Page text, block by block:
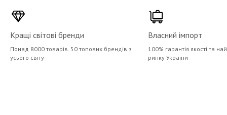
Кращі світові бренди
Понад 8000 товарів. 50 топових брендів з
усього світу
Власний імпорт
100% гарантія якості та
ринку України